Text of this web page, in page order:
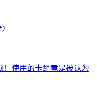
)
！使用的卡组竟是被认为